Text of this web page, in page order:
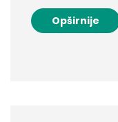
Opširnije